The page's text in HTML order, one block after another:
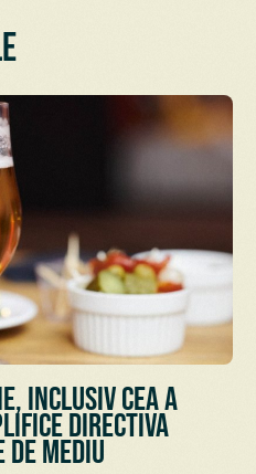
inclusiv cea a
Directiva
mediu